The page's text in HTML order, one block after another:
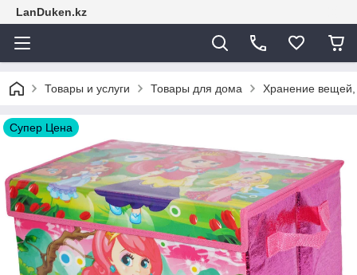
LanDuken.kz
Товары и услуги Товары для дома Хранение вещей,
Супер Цена